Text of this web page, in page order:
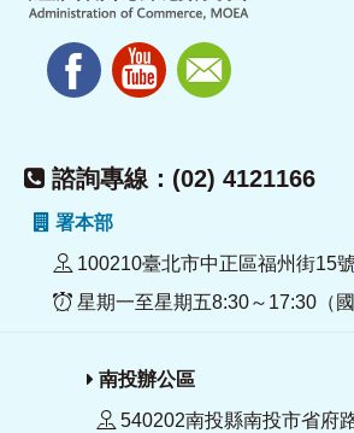
諮詢專線：(02) 4121166
署本部
100210臺北市中正區福州街15號
星期一至星期五8:30～17:30（國
南投辦公區
540202南投縣南投市省府